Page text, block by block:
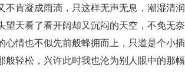
不肯凝成雨滴，只这样无声无息，潮湿清
望天看了看开阔却又沉闷的天空，不免无
心情也不似先前般蜂拥而上，只道是个小
般轻松，兴许此时我也沦为别人眼中的那